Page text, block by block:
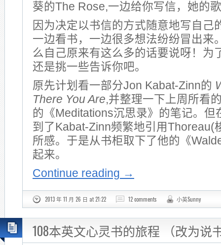
葵的The Rose,一边给你写信，她的
因为决定以书信的方式随意地写自己
一边看书，一边很多想法纷纷冒出来
么自己原来有这么多的话要说呀！为
还是挑一些告诉你吧。
原先计划看一部分Jon Kabat-Zinn的
There You Are,并整理一下上周所看
的《Meditations沉思录》的笔记。但
到了Kabat-Zinn频繁地引用Thoreau(
所感。于是从书柜取下了他的《
起来。
Continue reading →
2013 年 11 月 26 日 at 21:22 12 comments 小英Sunny
108本英文心灵书的旅程 （改为说